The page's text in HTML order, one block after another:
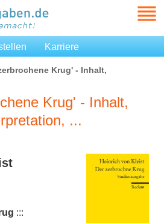
Karriere
Krug' - Inhalt,
Krug' - Inhalt,
...
:::